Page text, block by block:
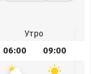
Утро
06:00 09:00